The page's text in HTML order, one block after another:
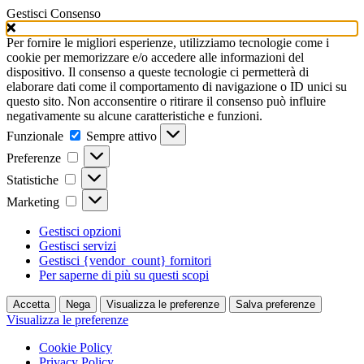
Gestisci Consenso
Per fornire le migliori esperienze, utilizziamo tecnologie come i
cookie per memorizzare e/o accedere alle informazioni del
dispositivo. Il consenso a queste tecnologie ci permetterà di
elaborare dati come il comportamento di navigazione o ID unici su
questo sito. Non acconsentire o ritirare il consenso può influire
negativamente su alcune caratteristiche e funzioni.
Funzionale
Funzionale
Sempre attivo
Preferenze
Preferenze
Statistiche Statistiche
Marketing Marketing
Gestisci opzioni
Gestisci servizi
Gestisci {vendor_count} fornitori
Per saperne di più su questi scopi
Accetta Nega Visualizza le preferenze Salva preferenze
Visualizza le preferenze
Cookie Policy